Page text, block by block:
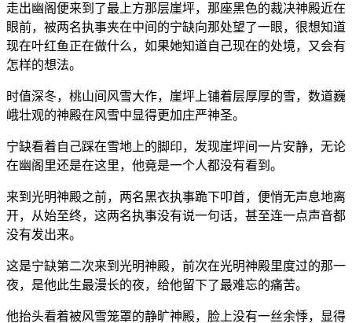
走出幽阁便来到了最上方那层崖坪，那座黑色的裁决神殿近在
眼前，被两名执事夹在中间的宁缺向那处望了一眼，很想知道
现在叶红鱼正在做什么，如果她知道自己现在的处境，又会有
怎样的想法。
时值深冬，桃山间风雪大作，崖坪上铺着层厚厚的雪，数道巍
峨壮观的神殿在风雪中显得更加庄严神圣。
宁缺看着自己踩在雪地上的脚印，发现崖坪间一片安静，无论
在幽阁里还是在这里，他竟是一个人都没有看到。
来到光明神殿之前，两名黑衣执事跪下叩首，便悄无声息地离
开，从始至终，这两名执事没有说一句话，甚至连一点声音都
没有发出来。
这是宁缺第二次来到光明神殿，前次在光明神殿里度过的那一
夜，是他此生最漫长的夜，给他留下了最难忘的痛苦。
他抬头看着被风雪笼罩的静旷神殿，脸上没有一丝余悸，显得